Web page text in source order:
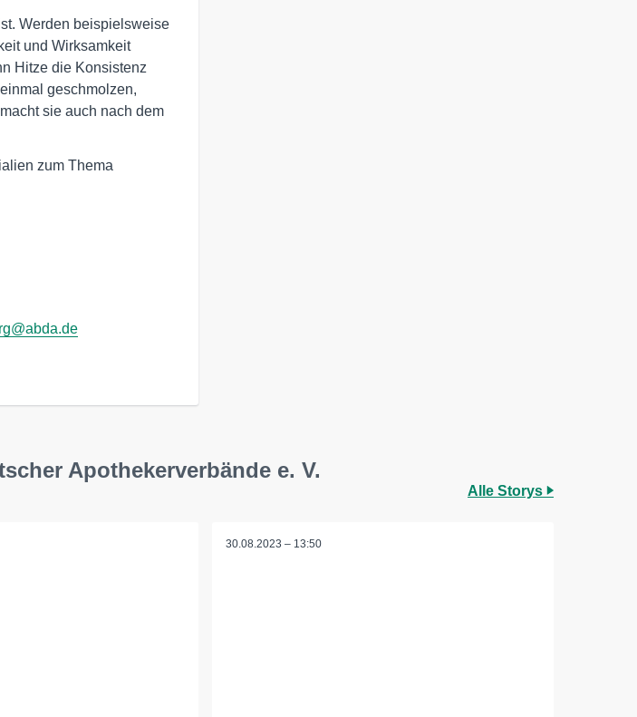
Werden beispielsweise
und Wirksamkeit
Hitze die Konsistenz
geschmolzen,
sie auch nach dem
zum Thema
Apothekerverbände e. V.
Alle Storys
30.08.2023 – 13:50